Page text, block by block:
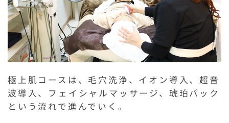
極上肌コースは、毛穴洗浄、イオン導入、超音
波導入、フェイシャルマッサージ、琥珀パック
という流れで進んでいく。